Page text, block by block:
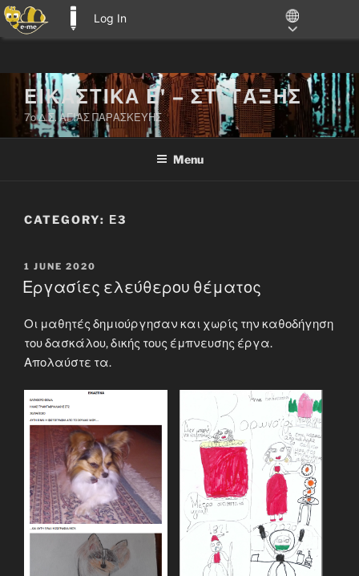
Log In
Skip
content
ΕΙΚΑΣΤΙΚΑ Ε' – ΣΤ' ΤΆΞΗΣ
7ο Δ.Σ. ΑΓΙΑΣ ΠΑΡΑΣΚΕΥΗΣ
Menu
CATEGORY: Ε3
POSTED
ON
1 JUNE 2020
Εργασίες ελεύθερου θέματος
Οι μαθητές δημιούργησαν και χωρίς την καθοδήγηση
του δασκάλου, δικής τους έμπνευσης έργα.
Απολαύστε τα.